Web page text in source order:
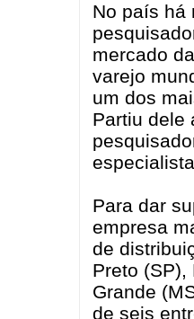
No país há
mercado
varejo
um dos
Partiu dele
Para dar
empresa
de
Preto (SP),
Grande
de seis